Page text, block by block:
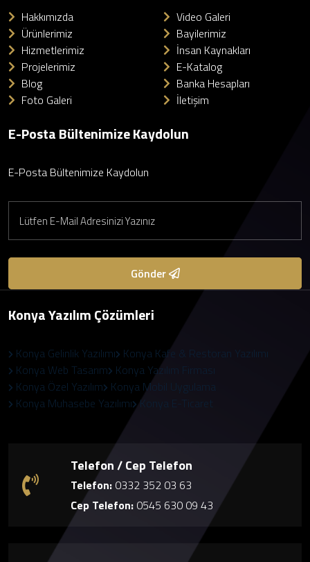
Hakkımızda
Ürünlerimiz
Hizmetlerimiz
Projelerimiz
Blog
Foto Galeri
Video Galeri
Bayilerimiz
İnsan Kaynakları
E-Katalog
Banka Hesapları
İletişim
E-Posta Bültenimize Kaydolun
E-Posta Bültenimize Kaydolun
Gönder
Konya Yazılım Çözümleri
Konya Gelinlik Yazılımı Konya Kafe & Restoran Yazılımı
Konya Web Tasarım Konya Yazılım Firması
Konya Özel Yazılım Konya Mobil Uygulama
Konya Muhasebe Yazılımı Konya E-Ticaret
Telefon / Cep Telefon
Telefon: 0332 352 03 63
Cep Telefon: 0545 630 09 43